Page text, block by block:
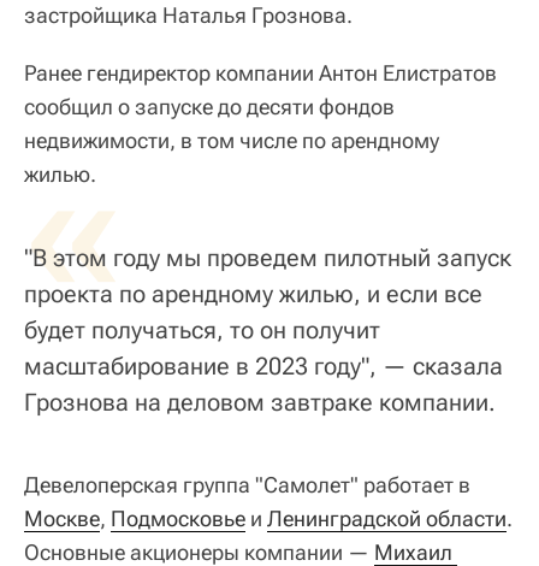
застройщика Наталья Грознова.
Ранее гендиректор компании Антон Елистратов
сообщил о запуске до десяти фондов
недвижимости, в том числе по арендному
жилью.
«
"В этом году мы проведем пилотный запуск
проекта по арендному жилью, и если все
будет получаться, то он получит
масштабирование в 2023 году", — сказала
Грознова на деловом завтраке компании.
Девелоперская группа "Самолет" работает в
Москве, Подмосковье и Ленинградской области.
Основные акционеры компании — Михаил